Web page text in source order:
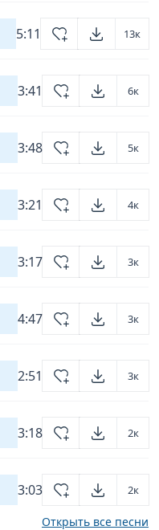
5:11
13к
3:41
6к
3:48
5к
3:21
4к
3:17
3к
4:47
3к
2:51
3к
3:18
2к
3:03
2к
Открыть все песни